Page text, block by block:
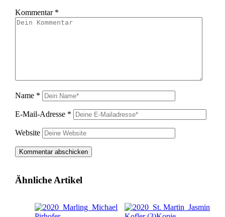
Kommentar *
Name *
E-Mail-Adresse *
Website
Ähnliche Artikel